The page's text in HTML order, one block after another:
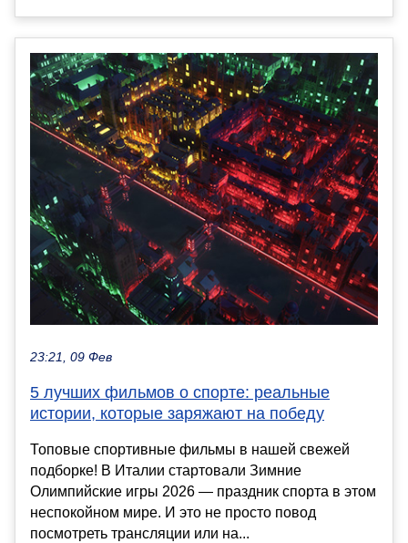
23:21, 09 Фев
5 лучших фильмов о спорте: реальные
истории, которые заряжают на победу
Топовые спортивные фильмы в нашей свежей
подборке! В Италии стартовали Зимние
Олимпийские игры 2026 — праздник спорта в этом
неспокойном мире. И это не просто повод
посмотреть трансляции или на...